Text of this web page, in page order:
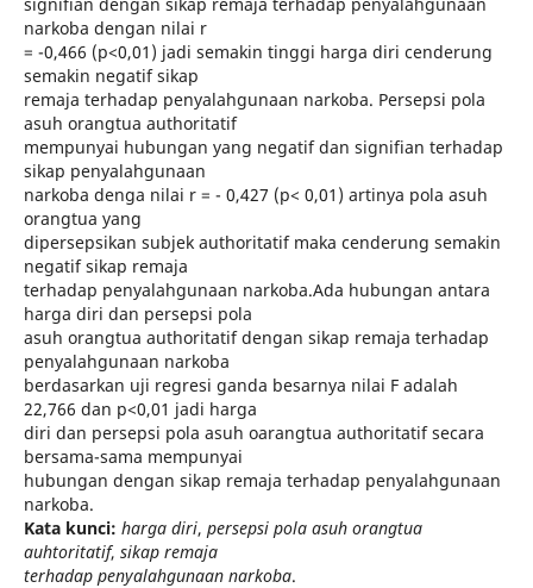
narkoba dengan nilai r
= -0,466 (p<0,01) jadi semakin tinggi harga diri cenderung
semakin negatif sikap
remaja terhadap penyalahgunaan narkoba. Persepsi pola
asuh orangtua authoritatif
mempunyai hubungan yang negatif dan signifian terhadap
sikap penyalahgunaan
narkoba denga nilai r = - 0,427 (p< 0,01) artinya pola asuh
orangtua yang
dipersepsikan subjek authoritatif maka cenderung semakin
negatif sikap remaja
terhadap penyalahgunaan narkoba.Ada hubungan antara
harga diri dan persepsi pola
asuh orangtua authoritatif dengan sikap remaja terhadap
penyalahgunaan narkoba
berdasarkan uji regresi ganda besarnya nilai F adalah
22,766 dan p<0,01 jadi harga
diri dan persepsi pola asuh oarangtua authoritatif secara
bersama-sama mempunyai
hubungan dengan sikap remaja terhadap penyalahgunaan
narkoba.
Kata kunci: harga diri, persepsi pola asuh orangtua
auhtoritatif, sikap remaja
terhadap penyalahgunaan narkoba.